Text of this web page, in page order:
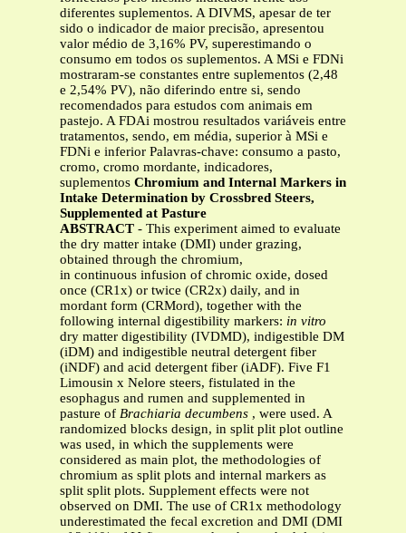
diferentes suplementos. A DIVMS, apesar de ter
sido o indicador de maior precisão, apresentou
valor médio de 3,16% PV, superestimando o
consumo em todos os suplementos. A MSi e FDNi
mostraram-se constantes entre suplementos (2,48
e 2,54% PV), não diferindo entre si, sendo
recomendados para estudos com animais em
pastejo. A FDAi mostrou resultados variáveis entre
tratamentos, sendo, em média, superior à MSi e
FDNi e inferior Palavras-chave: consumo a pasto,
cromo, cromo mordante, indicadores,
suplementos Chromium and Internal Markers in
Intake Determination by Crossbred Steers,
Supplemented at Pasture
ABSTRACT - This experiment aimed to evaluate
the dry matter intake (DMI) under grazing,
obtained through the chromium,
in continuous infusion of chromic oxide, dosed
once (CR1x) or twice (CR2x) daily, and in
mordant form (CRMord), together with the
following internal digestibility markers: in vitro
dry matter digestibility (IVDMD), indigestible DM
(iDM) and indigestible neutral detergent fiber
(iNDF) and acid detergent fiber (iADF). Five F1
Limousin x Nelore steers, fistulated in the
esophagus and rumen and supplemented in
pasture of Brachiaria decumbens , were used. A
randomized blocks design, in split plit plot outline
was used, in which the supplements were
considered as main plot, the methodologies of
chromium as split plots and internal markers as
split split plots. Supplement effects were not
observed on DMI. The use of CR1x methodology
underestimated the fecal excretion and DMI (DMI